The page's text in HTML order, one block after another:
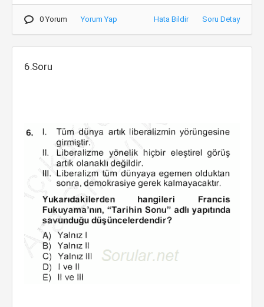
0 Yorum Yorum Yap Hata Bildir Soru Detay
6.Soru